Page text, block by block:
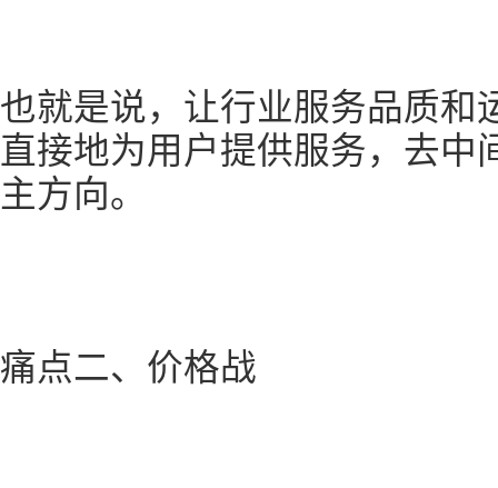
也就是说，让行业服务品质和
直接地为用户提供服务，去中
主方向。
痛点二、价格战